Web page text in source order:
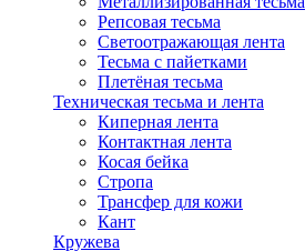
Репсовая тесьма
Светоотражающая лента
Тесьма с пайетками
Плетёная тесьма
Техническая тесьма и лента
Киперная лента
Контактная лента
Косая бейка
Стропа
Трансфер для кожи
Кант
Кружева